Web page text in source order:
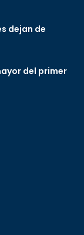
dejan de
del primer